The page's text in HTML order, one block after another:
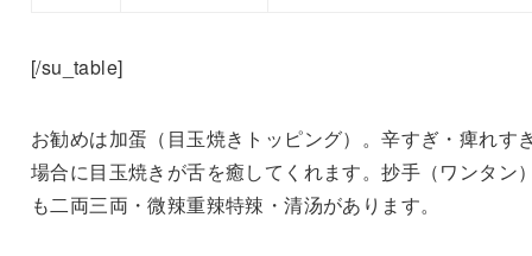
[/su_table]
お勧めは加蛋（目玉焼きトッピング）。辛すぎ・痺れす
場合に目玉焼きが舌を癒してくれます。抄手（ワンタン
も二両三両・微辣重辣特辣・清汤があります。